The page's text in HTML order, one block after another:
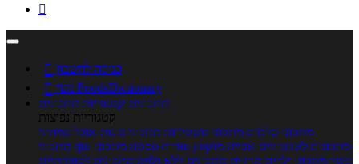

 כניסה לחשבון

מנוי FoodsDictionary
מתכונים קטגוריות מתכונים
קטגוריות נפוצות
מתכוני סלטים מתכוני פשטידות מתכוני עוגות אוכל צמחוני
מתכונים לטבעוניים אפייה מוקפץ עוגיות פסטה מתכוני עוף מתכוני
בשר מתכוני ילדים מרקים מתכונים ללא גלוטן מתכונים לסוכרתיים